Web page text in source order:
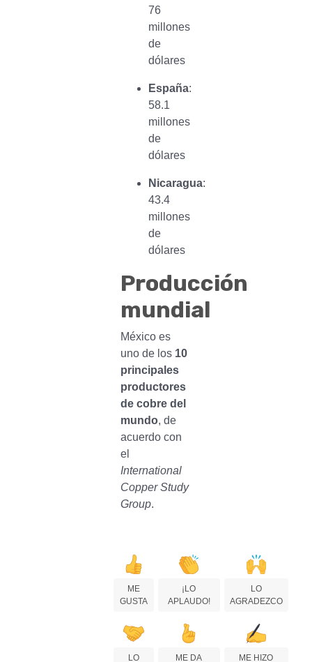
76
millones
de
dólares
España:
58.1
millones
de
dólares
Nicaragua:
43.4
millones
de
dólares
Producción
mundial
México es
uno de los 10
principales
productores
de cobre del
mundo, de
acuerdo con
el
International
Copper Study
Group.
ME
GUSTA
¡LO
APLAUDO!
LO
AGRADEZCO
LO
ME DA
ME HIZO